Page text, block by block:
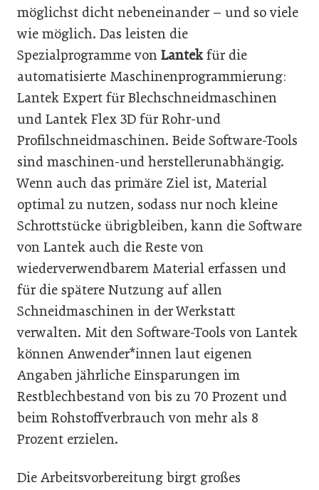
möglichst dicht nebeneinander – und so viele
wie möglich. Das leisten die
Spezialprogramme von Lantekfür die
automatisierte Maschinenprogrammierung:
Lantek Expert für Blechschneidmaschinen
und Lantek Flex 3D für Rohr-und
Profilschneidmaschinen. Beide Software-Tools
sind maschinen-und herstellerunabhängig.
Wenn auch das primäre Ziel ist, Material
optimal zu nutzen, sodass nur noch kleine
Schrottstücke übrigbleiben, kann die Software
von Lantek auch die Reste von
wiederverwendbarem Material erfassen und
für die spätere Nutzung auf allen
Schneidmaschinen in der Werkstatt
verwalten. Mit den Software-Tools von Lantek
können Anwender*innen laut eigenen
Angaben jährliche Einsparungen im
Restblechbestand von bis zu 70 Prozent und
beim Rohstoffverbrauch von mehr als 8
Prozent erzielen.
Die Arbeitsvorbereitung birgt großes